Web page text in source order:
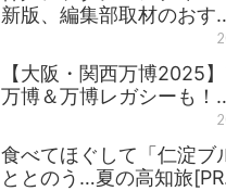
新版、編集部取材のおす
【大阪・関西万博2025
万博＆万博レガシーも！
食べてほぐして「仁淀ブ
ととのう…夏の高知旅